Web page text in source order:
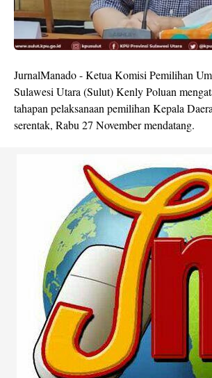
JurnalManado - Ketua Komisi Pemilihan
Sulawesi Utara (Sulut) Kenly Poluan
tahapan pelaksanaan pemilihan Kepala
serentak, Rabu 27 November mendatang.